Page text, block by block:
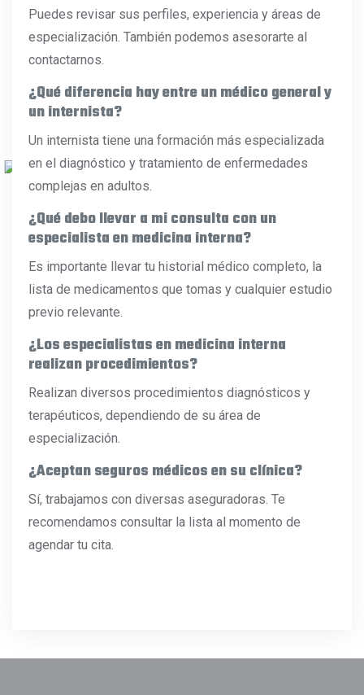
Puedes revisar sus perfiles, experiencia y áreas de
especialización. También podemos asesorarte al
contactarnos.
¿Qué diferencia hay entre un médico general y
un internista?
Un internista tiene una formación más especializada
en el diagnóstico y tratamiento de enfermedades
complejas en adultos.
¿Qué debo llevar a mi consulta con un
especialista en medicina interna?
Es importante llevar tu historial médico completo, la
lista de medicamentos que tomas y cualquier estudio
previo relevante.
¿Los especialistas en medicina interna
realizan procedimientos?
Realizan diversos procedimientos diagnósticos y
terapéuticos, dependiendo de su área de
especialización.
¿Aceptan seguros médicos en su clínica?
Sí, trabajamos con diversas aseguradoras. Te
recomendamos consultar la lista al momento de
agendar tu cita.